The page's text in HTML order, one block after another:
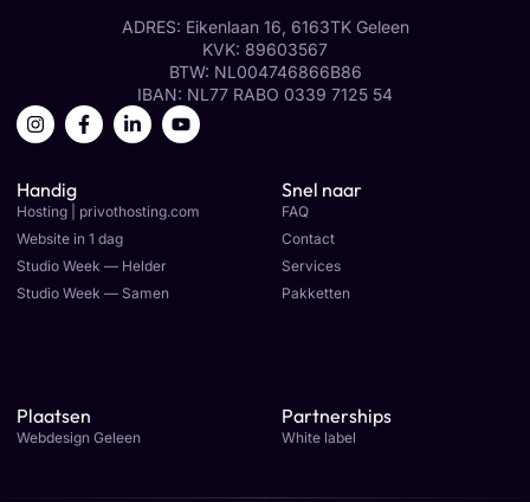
ADRES: Eikenlaan 16, 6163TK Geleen
KVK: 89603567
BTW: NL004746866B86
IBAN: NL77 RABO 0339 7125 54
Handig
Hosting | privothosting.com
Website in 1 dag
Studio Week — Helder
Studio Week — Samen
Snel naar
FAQ
Contact
Services
Pakketten
Plaatsen
Webdesign Geleen
Partnerships
White label